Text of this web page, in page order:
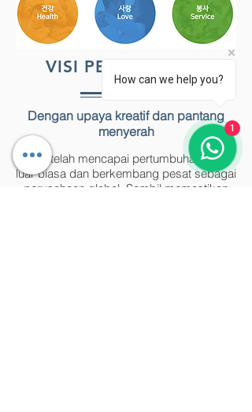
VISI PERUSAHAAN
Dengan upaya kreatif dan pantang
menyerah
kami telah mencapai pertumbuhan yang
luar biasa dan berkembang pesat sebagai
perusahaan global. Sambil memastikan
How can we help you?
1